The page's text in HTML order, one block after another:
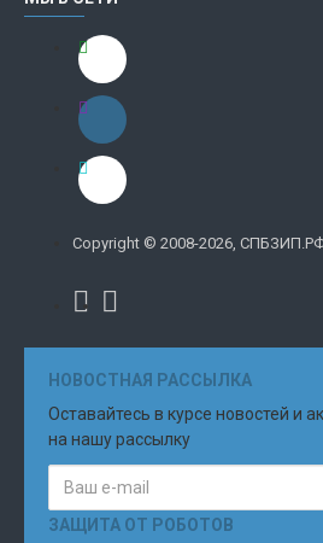
Copyright © 2008-2026,
НОВОСТНАЯ РАССЫЛКА
Оставайтесь в курсе новостей и
на нашу рассылку
ЗАЩИТА ОТ РОБОТОВ